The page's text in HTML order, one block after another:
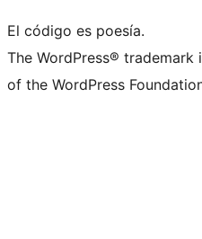
El código es poesía.
The WordPress®
of the WordPress